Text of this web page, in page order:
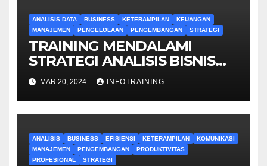
ANALISIS DATA BUSINESS KETERAMPILAN
KEUANGAN
MANAJEMEN
PENGELOLAAN PENGEMBANGAN STRATEGI
TRAINING MENDALAMI
STRATEGI ANALISIS BISNIS
UNTUK PEMULA
MAR 20, 2024 INFOTRAINING
ANALISIS BUSINESS EFISIENSI KETERAMPILAN
KOMUNIKASI
MANAJEMEN
PENGEMBANGAN
PRODUKTIVITAS
PROFESIONAL
STRATEGI